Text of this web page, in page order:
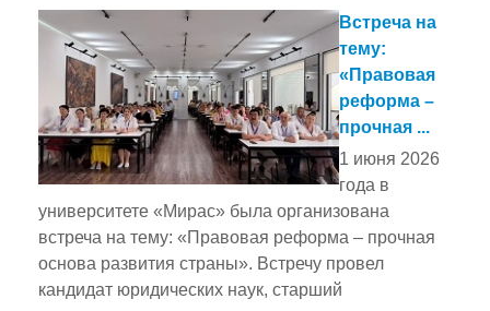
Встреча на
тему:
«Правовая
реформа –
прочная ...
1 июня 2026
года в
университете «Мирас» была организована
встреча на тему: «Правовая реформа – прочная
основа развития страны». Встречу провел
кандидат юридических наук, старший